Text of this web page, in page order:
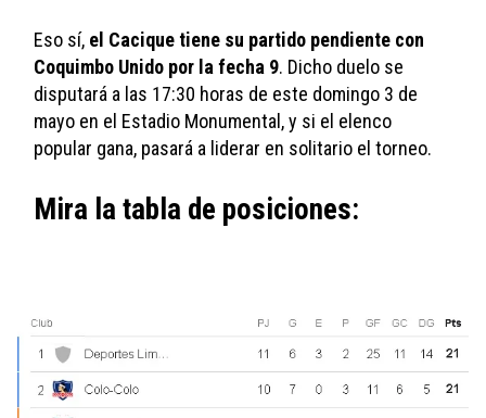
Eso sí, el Cacique tiene su partido pendiente con
Coquimbo Unido por la fecha 9. Dicho duelo se
disputará a las 17:30 horas de este domingo 3 de
mayo en el Estadio Monumental, y si el elenco
popular gana, pasará a liderar en solitario el torneo.
Mira la tabla de posiciones: